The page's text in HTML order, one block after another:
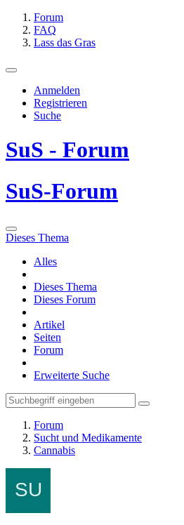
Forum
FAQ
Lass das Gras
Anmelden
Registrieren
Suche
SuS - Forum
SuS-Forum
Dieses Thema
Alles
Dieses Thema
Dieses Forum
Artikel
Seiten
Forum
Erweiterte Suche
Forum
Sucht und Medikamente
Cannabis